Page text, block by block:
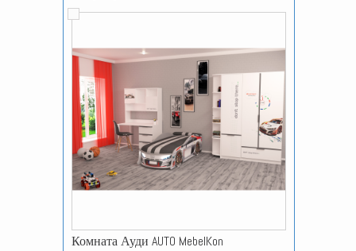
Комната Ауди AUTO MebelKon